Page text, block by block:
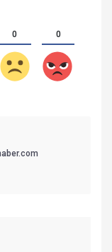
0 0